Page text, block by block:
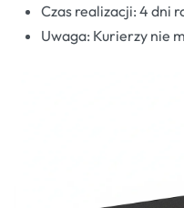
Czas realizacji: 4 dni
Uwaga: Kurierzy nie